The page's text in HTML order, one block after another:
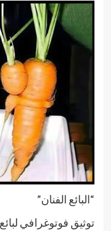
“البائع الفنان”
توثيق فوتوغرافي